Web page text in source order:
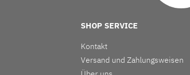
SHOP SERVICE
Kontakt
Versand und Zahlungsweisen